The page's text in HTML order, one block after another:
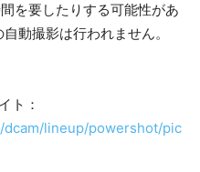
を要したりする可能性があ
動撮影は行われません。
ト：
lineup/powershot/pic